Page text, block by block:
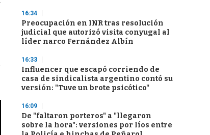
16:34
Preocupación en INR tras resolución
judicial que autorizó visita conyugal al
líder narco Fernández Albín
16:33
Influencer que escapó corriendo de
casa de sindicalista argentino contó su
versión: "Tuve un brote psicótico"
16:09
De "faltaron porteros" a "llegaron
sobre la hora": versiones por líos entre